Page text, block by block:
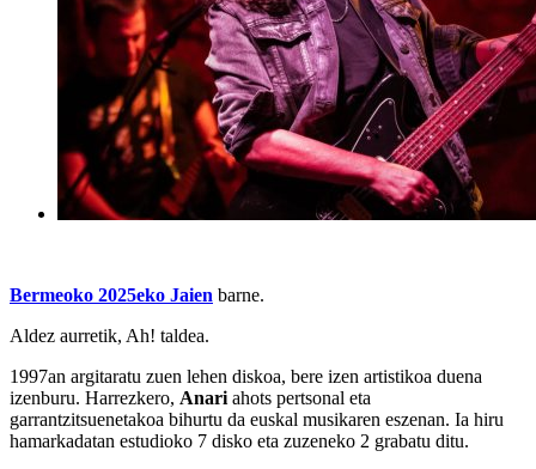
Bermeoko 2025eko Jaien barne.
Aldez aurretik, Ah! taldea.
1997an argitaratu zuen lehen diskoa, bere izen artistikoa duena
izenburu. Harrezkero, Anari ahots pertsonal eta
garrantzitsuenetakoa bihurtu da euskal musikaren eszenan. Ia hiru
hamarkadatan estudioko 7 disko eta zuzeneko 2 grabatu ditu.